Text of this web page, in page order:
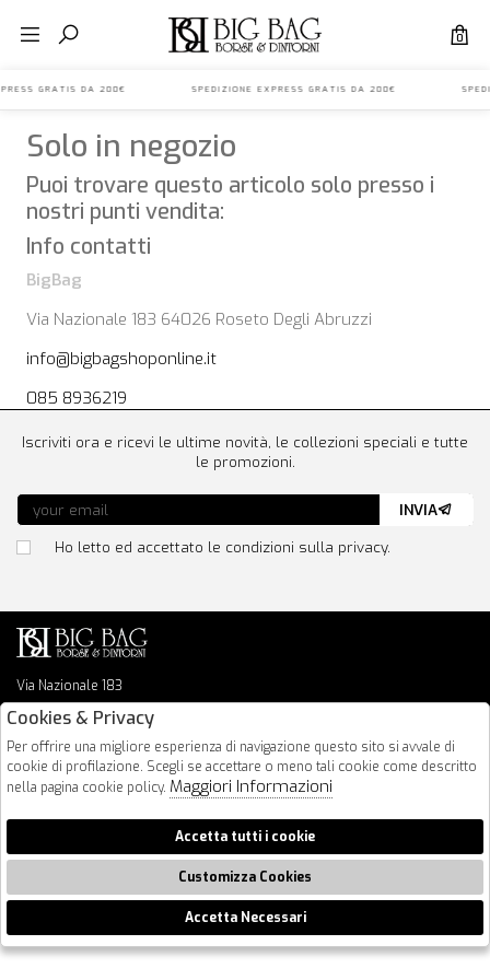
0
EXPRESS GRATIS DA 200€ SPEDIZIONE EXPRESS GRATIS DA 200€
Solo in negozio
Puoi trovare questo articolo solo presso i
nostri punti vendita:
Info contatti
BigBag
Via Nazionale 183 64026 Roseto Degli Abruzzi
info@bigbagshoponline.it
085 8936219
Via Nazionale 183
64026 Roseto Degli Abruzzi
info@bigbagshoponline.it
follow us
Iscriviti ora e ricevi le ultime novità, le collezioni speciali e tutte
le promozioni.
Ho letto ed accettato le condizioni sulla privacy.
INVIA
2026 BigBag - P.iva : 00916940679 Powered by
🍪
Cookies & Privacy
Per offrire una migliore esperienza di navigazione questo sito si avvale di
cookie di profilazione. Scegli se accettare o meno tali cookie come descritto
nella pagina cookie policy. Maggiori Informazioni
Accetta tutti i cookie
Customizza Cookies
Accetta Necessari